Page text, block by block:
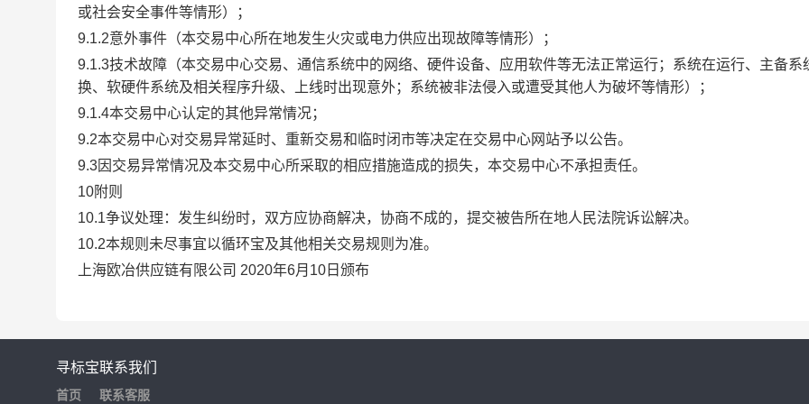
或社会安全事件等情形）；
9.1.2意外事件（本交易中心所在地发生火灾或电力供应出现故障等情形）；
9.1.3技术故障（本交易中心交易、通信系统中的网络、硬件设备、应用软件等无法正常运行；系统在运行、主备系
换、软硬件系统及相关程序升级、上线时出现意外；系统被非法侵入或遭受其他人为破坏等情形）；
9.1.4本交易中心认定的其他异常情况；
9.2本交易中心对交易异常延时、重新交易和临时闭市等决定在交易中心网站予以公告。
9.3因交易异常情况及本交易中心所采取的相应措施造成的损失，本交易中心不承担责任。
10附则
10.1争议处理：发生纠纷时，双方应协商解决，协商不成的，提交被告所在地人民法院诉讼解决。
10.2本规则未尽事宜以循环宝及其他相关交易规则为准。
上海欧冶供应链有限公司 2020年6月10日颁布
寻标宝
首页
联系我们
联系客服